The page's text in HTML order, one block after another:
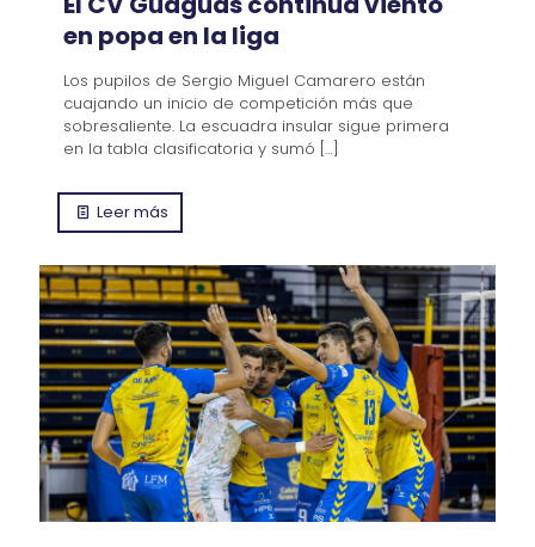
en popa en la liga
Los pupilos de Sergio Miguel Camarero están
cuajando un inicio de competición más que
sobresaliente. La escuadra insular sigue primera
en la tabla clasificatoria y sumó […]
Leer más